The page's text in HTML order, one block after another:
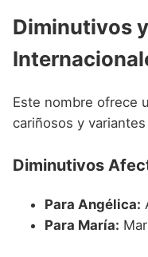
Diminutivos
Este nombre ofrece
cariñosos y
Diminutivos
Para Angélica:
Para María: